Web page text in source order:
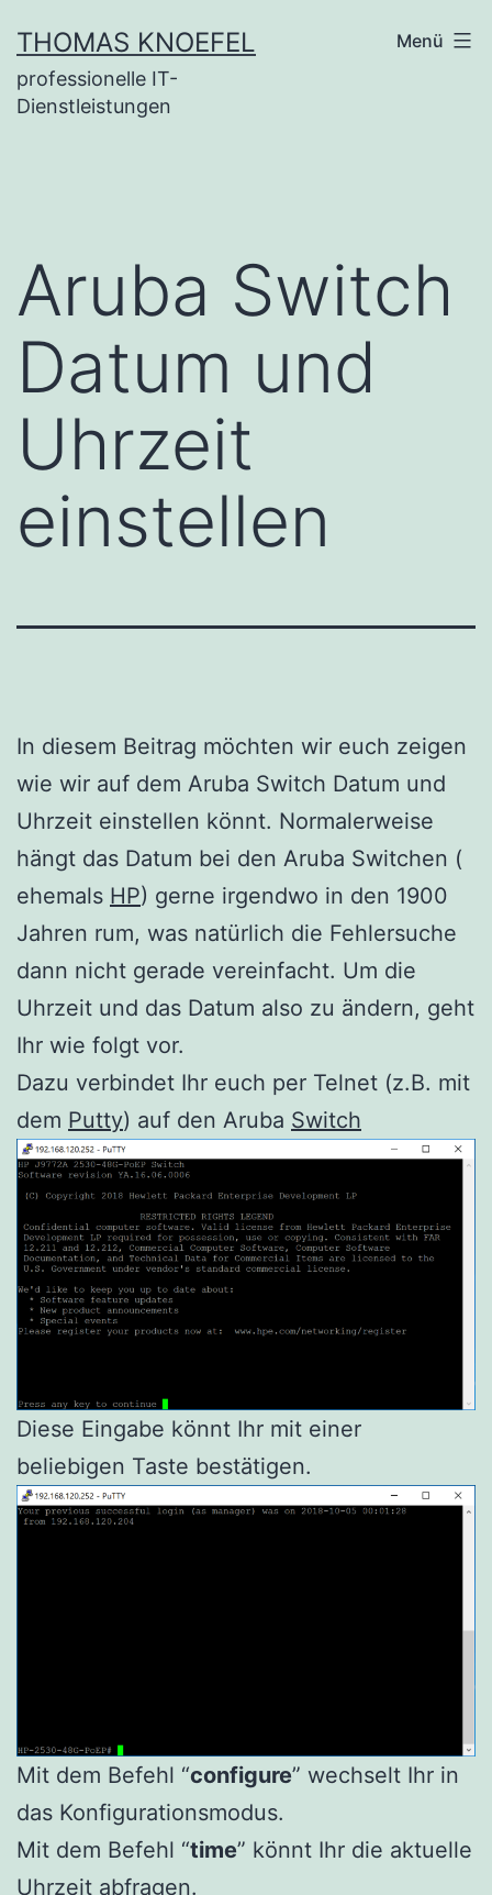
Inhalt
springen
THOMAS KNOEFEL
professionelle IT-
Dienstleistungen
Menü
Aruba Switch
Datum und
Uhrzeit
einstellen
In diesem Beitrag möchten wir euch zeigen
wie wir auf dem Aruba Switch Datum und
Uhrzeit einstellen könnt. Normalerweise
hängt das Datum bei den Aruba Switchen (
ehemals HP) gerne irgendwo in den 1900
Jahren rum, was natürlich die Fehlersuche
dann nicht gerade vereinfacht. Um die
Uhrzeit und das Datum also zu ändern, geht
Ihr wie folgt vor.
Dazu verbindet Ihr euch per Telnet (z.B. mit
dem Putty) auf den Aruba Switch
Diese Eingabe könnt Ihr mit einer
beliebigen Taste bestätigen.
Mit dem Befehl “configure” wechselt Ihr in
das Konfigurationsmodus.
Mit dem Befehl “time” könnt Ihr die aktuelle
Uhrzeit abfragen.